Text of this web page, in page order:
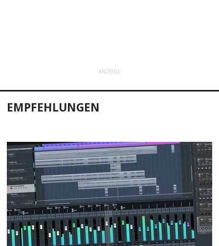
ANZEIGE
EMPFEHLUNGEN